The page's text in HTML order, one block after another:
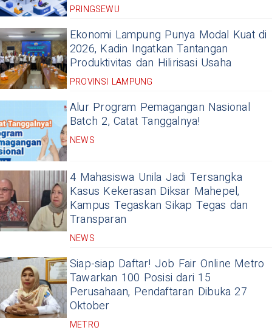
PRINGSEWU
Ekonomi Lampung Punya Modal Kuat di
2026, Kadin Ingatkan Tantangan
Produktivitas dan Hilirisasi Usaha
PROVINSI LAMPUNG
Alur Program Pemagangan Nasional
Batch 2, Catat Tanggalnya!
NEWS
4 Mahasiswa Unila Jadi Tersangka
Kasus Kekerasan Diksar Mahepel,
Kampus Tegaskan Sikap Tegas dan
Transparan
NEWS
Siap-siap Daftar! Job Fair Online Metro
Tawarkan 100 Posisi dari 15
Perusahaan, Pendaftaran Dibuka 27
Oktober
METRO